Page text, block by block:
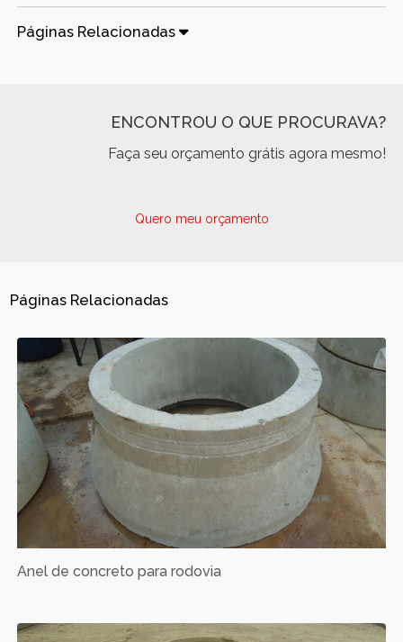
Páginas Relacionadas
ENCONTROU O QUE PROCURAVA?
Faça seu orçamento grátis agora mesmo!
Quero meu orçamento
Páginas Relacionadas
Anel de concreto para rodovia